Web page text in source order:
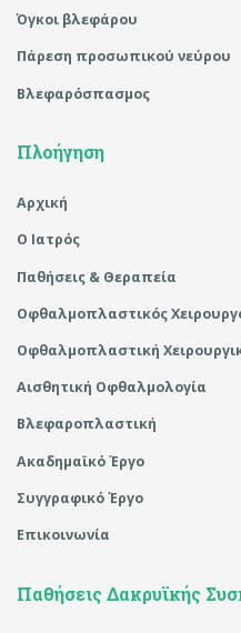
Όγκοι βλεφάρου
Πάρεση προσωπικού νεύρου
Βλεφαρόσπασμος
Πλοήγηση
Αρχική
Ο Ιατρός
Παθήσεις & Θεραπεία
Οφθαλμοπλαστικός
Οφθαλμοπλαστική
Αισθητική Οφθαλμολογία
Βλεφαροπλαστική
Ακαδημαϊκό Έργο
Συγγραφικό Έργο
Επικοινωνία
Παθήσεις Δακρυϊκής